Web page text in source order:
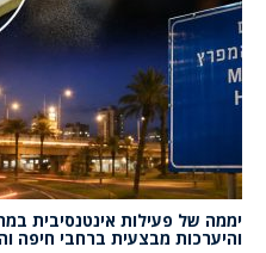
יממה של פעילות אינטנסיבית
והיערכות מבצעית ברחבי חיפה